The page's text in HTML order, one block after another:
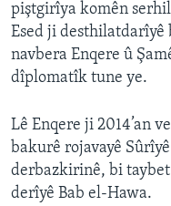
piştgirîya komên
Esed ji desthilatdarîyê
navbera Enqere û
dîplomatîk tune ye.
Lê Enqere ji 2014’an
bakurê rojavayê
derbazkirinê, bi
derîyê Bab el-Hawa.